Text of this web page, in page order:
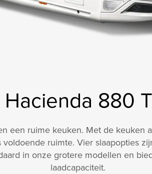
Hacienda 880
een ruime keuken. Met de keuken
ruimte. Vier slaapopties
in onze grotere modellen en
laadcapaciteit.